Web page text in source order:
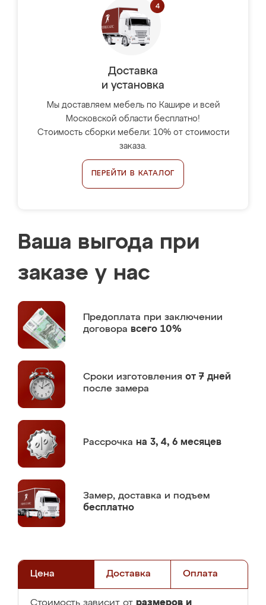
Доставка
и установка
Мы доставляем мебель по Кашире и всей
Московской области бесплатно!
Стоимость сборки мебели: 10% от стоимости
заказа.
ПЕРЕЙТИ В КАТАЛОГ
Ваша выгода при
заказе у нас
Предоплата при заключении
договора всего 10%
Сроки изготовления от 7 дней
после замера
Рассрочка на 3, 4, 6 месяцев
Замер, доставка и подъем
бесплатно
Цена Доставка Оплата
размеров и